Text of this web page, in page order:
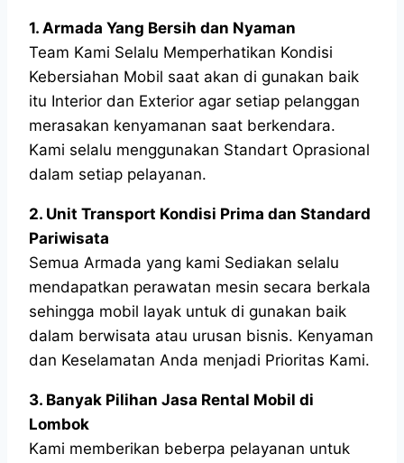
1. Armada Yang Bersih dan Nyaman
Team Kami Selalu Memperhatikan Kondisi
Kebersiahan Mobil saat akan di gunakan baik
itu Interior dan Exterior agar setiap pelanggan
merasakan kenyamanan saat berkendara.
Kami selalu menggunakan Standart Oprasional
dalam setiap pelayanan.
2. Unit Transport Kondisi Prima dan Standard
Pariwisata
Semua Armada yang kami Sediakan selalu
mendapatkan perawatan mesin secara berkala
sehingga mobil layak untuk di gunakan baik
dalam berwisata atau urusan bisnis. Kenyaman
dan Keselamatan Anda menjadi Prioritas Kami.
3. Banyak Pilihan Jasa Rental Mobil di
Lombok
Kami memberikan beberpa pelayanan untuk